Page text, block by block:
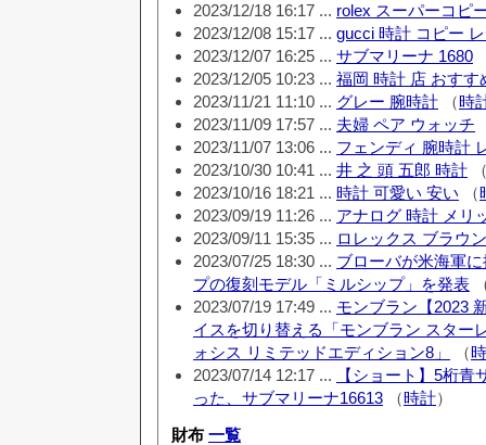
2023/12/18 16:17 ... rolex スーパーコピ
2023/12/08 15:17 ... gucci 時計 コピー
2023/12/07 16:25 ... サブマリーナ 1680
2023/12/05 10:23 ... 福岡 時計 店 おすす
2023/11/21 11:10 ... グレー 腕時計 （時
2023/11/09 17:57 ... 夫婦 ペア ウォッチ
2023/11/07 13:06 ... フェンディ 腕時計
2023/10/30 10:41 ... 井 之 頭 五郎 時計
2023/10/16 18:21 ... 時計 可愛い 安い （
2023/09/19 11:26 ... アナログ 時計 メリ
2023/09/11 15:35 ... ロレックス ブラウン
2023/07/25 18:30 ... ブローバが米海軍
プの復刻モデル「ミルシップ」を発表
2023/07/19 17:49 ... モンブラン【2023
イスを切り替える「モンブラン スター
ォシス リミテッドエディション8」
（
2023/07/14 12:17 ...
【ショート】5桁青
った、サブマリーナ16613 （時計）
財布 一覧